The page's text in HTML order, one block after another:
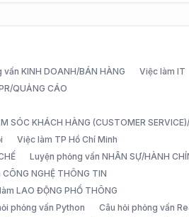
vấn KINH DOANH/BÁN HÀNG
Việc làm IT
QUẢNG CÁO
SÓC KHÁCH HÀNG (CUSTOMER
Việc làm TP Hồ Chí Minh
Luyện phỏng vấn NHÂN SỰ/HÀNH
NGHỆ THÔNG TIN
LAO ĐỘNG PHỔ THÔNG
phỏng vấn Python
Câu hỏi phỏng vấn